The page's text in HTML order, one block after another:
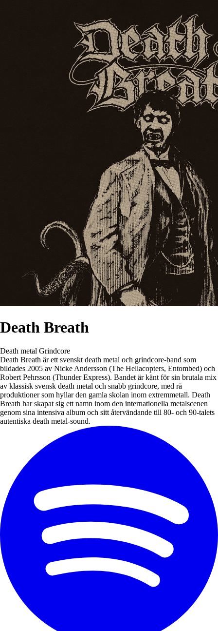
Death Breath
Death metal Grindcore
Death Breath är ett svenskt death metal och grindcore-band som
bildades 2005 av Nicke Andersson (The Hellacopters, Entombed) och
Robert Pehrsson (Thunder Express). Bandet är känt för sin brutala mix
av klassisk svensk death metal och snabb grindcore, med rå
produktioner som hyllar den gamla skolan inom extremmetall. Death
Breath har skapat sig ett namn inom den internationella metalscenen
genom sina intensiva album och sitt återvändande till 80- och 90-talets
autentiska death metal-sound.